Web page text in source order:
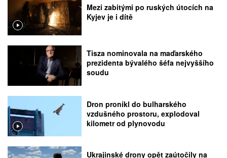
Mezi zabitými po ruských útocích na
Kyjev je i dítě
Tisza nominovala na maďarského
prezidenta bývalého šéfa nejvyššího
soudu
Dron pronikl do bulharského
vzdušného prostoru, explodoval
kilometr od plynovodu
Ukrajinské drony opět zaútočily na